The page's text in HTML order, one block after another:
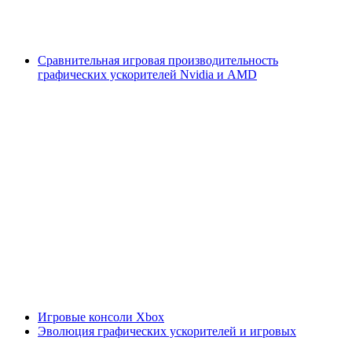
Сравнительная игровая производительность
графических ускорителей Nvidia и AMD
Игровые консоли Xbox
Эволюция графических ускорителей и игровых